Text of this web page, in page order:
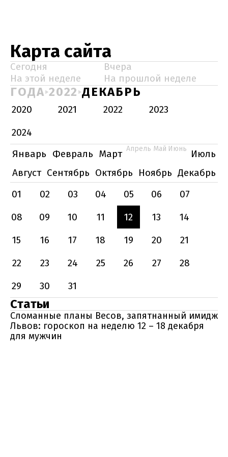
Карта сайта
Сегодня
Вчера
На этой неделе
На прошлой неделе
ГОДА 2022 ДЕКАБРЬ
2020 2021 2022
2023
2024
Январь
Февраль Март Апрель Май Июнь
Июль
Август Сентябрь Октябрь Ноябрь Декабрь
01
02 03 04 05 06
07
08
09 10 11 12 13
14
15
16 17 18 19 20
21
22
23 24 25 26 27
28
29
30 31
Статьи
Сломанные планы Весов, запятнанный имидж
Львов: гороскоп на неделю 12 – 18 декабря
для мужчин